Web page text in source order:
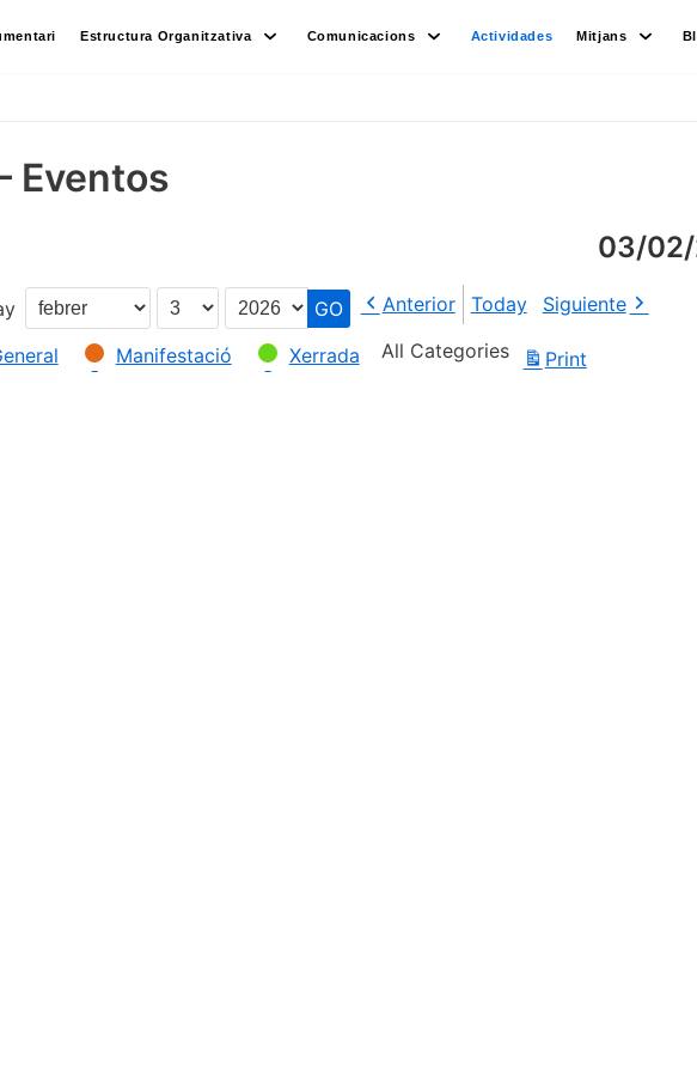
Estructura Organitzativa Comunicacions Actividades Mitjans
Eventos
03/
Month
Day
Year
Anterior Today
Siguiente
Manifestació Xerrada All Categories Print